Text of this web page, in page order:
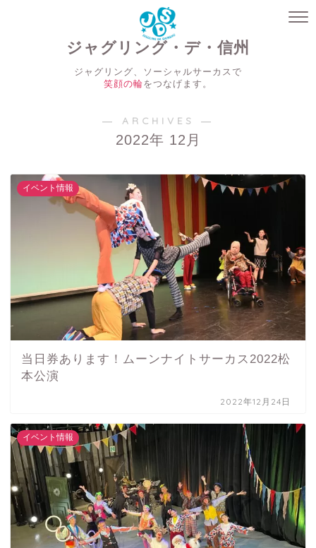
ジャグリング・デ・信州
ジャグリング、ソーシャルサーカスで
笑顔の輪をつなげます。
― ARCHIVES ―
2022年 12月
イベント情報
当日券あります！ムーンナイトサーカス2022松
本公演
2022年12月24日
イベント情報